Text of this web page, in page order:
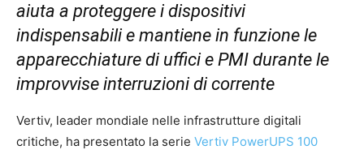
aiuta a proteggere i dispositivi
indispensabili e mantiene in funzione le
apparecchiature di uffici e PMI durante le
improvvise interruzioni di corrente
Vertiv, leader mondiale nelle infrastrutture digitali
critiche, ha presentato la serie Vertiv PowerUPS 100